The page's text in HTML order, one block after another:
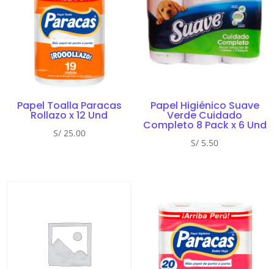
Papel Toalla Paracas
Rollazo x 12 Und
S/25.00
Papel Higiénico Suave
Verde Cuidado
Completo 8 Pack x 6 Und
S/ 5.50